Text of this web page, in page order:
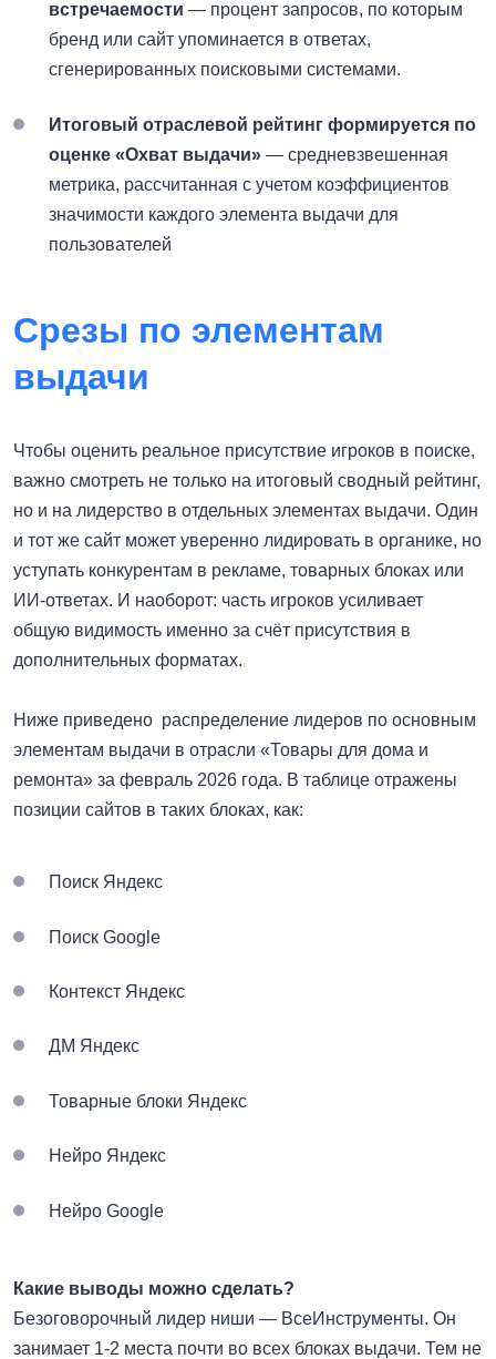
встречаемости — процент запросов, по которым
бренд или сайт упоминается в ответах,
сгенерированных поисковыми системами.
Итоговый отраслевой рейтинг формируется по
оценке «Охват выдачи» — средневзвешенная
метрика, рассчитанная с учетом коэффициентов
значимости каждого элемента выдачи для
пользователей
Срезы по элементам
выдачи
Чтобы оценить реальное присутствие игроков в поиске,
важно смотреть не только на итоговый сводный рейтинг,
но и на лидерство в отдельных элементах выдачи. Один
и тот же сайт может уверенно лидировать в органике, но
уступать конкурентам в рекламе, товарных блоках или
ИИ-ответах. И наоборот: часть игроков усиливает
общую видимость именно за счёт присутствия в
дополнительных форматах.
Ниже приведено распределение лидеров по основным
элементам выдачи в отрасли «Товары для дома и
ремонта» за февраль 2026 года. В таблице отражены
позиции сайтов в таких блоках, как:
Поиск Яндекс
Поиск Google
Контекст Яндекс
ДМ Яндекс
Товарные блоки Яндекс
Нейро Яндекс
Нейро Google
Какие выводы можно сделать?
Безоговорочный лидер ниши — ВсеИнструменты. Он
занимает 1-2 места почти во всех блоках выдачи. Тем не